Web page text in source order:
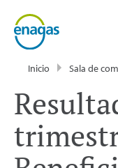
Inicio Sala de